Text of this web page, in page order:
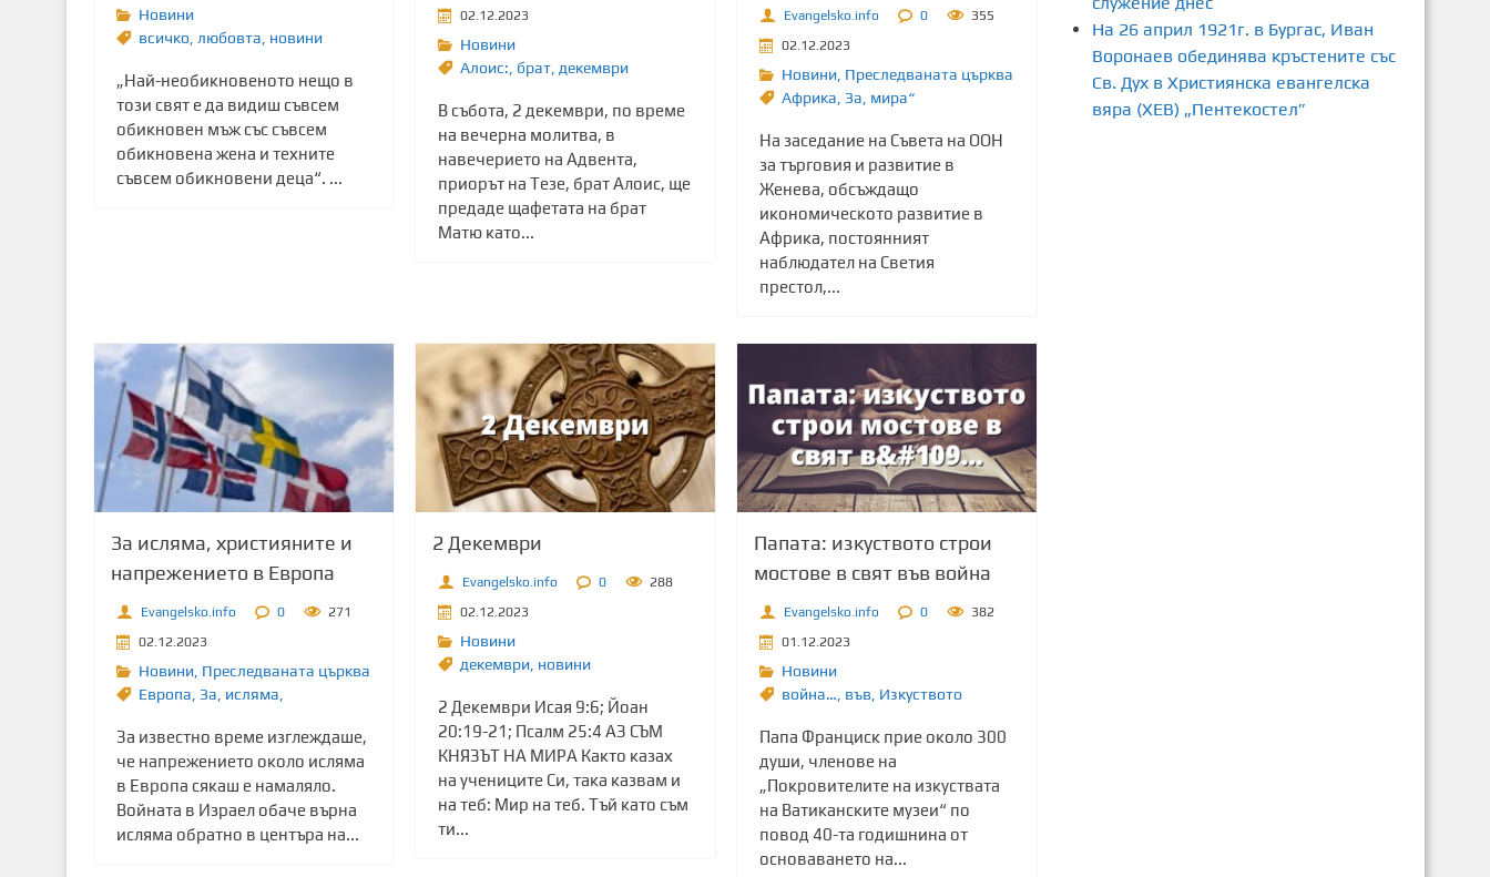
Новини
всичко любовта новини
„Най-необикновеното нещо в
този свят е да видиш съвсем
обикновен мъж със съвсем
обикновена жена и техните
съвсем обикновени деца“. ...
02.12.2023
Новини
Алоис: брат, декември
В събота, 2 декември, по време
на вечерна молитва, в
навечерието на Адвента,
приорът на Тезе, брат Алоис, ще
предаде щафетата на брат
Матю като...
Evangelsko.info 0
355
02.12.2023
Новини, Преследваната църква
Африка Зa мира“
На заседание на Съвета на ООН
за търговия и развитие в
Женева, обсъждащо
икономическото развитие в
Африка, постоянният
наблюдател на Светия
престол,...
За исляма, християните и
напрежението в Европа
Evangelsko.info 0
271
02.12.2023
Новини, Преследваната църква
Европа Зa исляма,
За известно време изглеждаше,
че напрежението около исляма
в Европа сякаш е намаляло.
Войната в Израел обаче върна
исляма обратно в центъра на...
2 Декември
Evangelsko.info 0
288
02.12.2023
Новини
декември, новини
2 Декември Исая 9:6; Йоан
20:19-21; Псалм 25:4 АЗ СЪМ
КНЯЗЪТ НА МИРА Както казах
на учениците Си, така казвам и
на теб: Мир на теб. Тъй като съм
ти...
Папата: изкуството строи
мостове в свят във война
Evangelsko.info 0
382
01.12.2023
Новини
война… във, Изкуството
Папа Франциск прие около 300
души, членове на
„Покровителите на изкуствата
на Ватиканските музеи“ по
повод 40-та годишнина от
основаването на...
На 26 април 1921г. в Бургас, Иван
Воронаев обединява кръстените със
Св. Дух в Християнска евангелска
вяра (ХЕВ) „Пентекостел”